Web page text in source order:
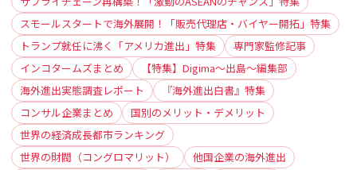
スモールスタートで海外展開！「販売代理店・バイヤー開拓」特集
トランプ就任に沸く「アメリカ進出」特集
専門家監修記事
インコタームズまとめ
【特集】Digima〜出島〜編集部
海外進出実態調査レポート
『海外進出白書』特集
コンサル企業まとめ
国別のメリット・デメリット
世界の経済成長都市ランキング
世界の財閥（コングロマリット）
他国企業の海外進出